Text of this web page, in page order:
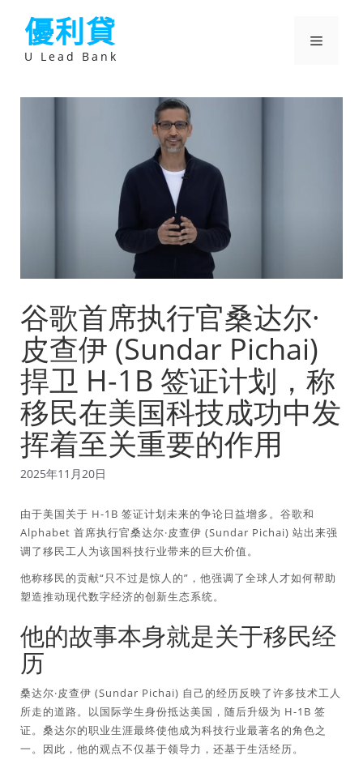
優利貸
U Lead Bank
選
谷歌首席执行官桑达尔·
皮查伊 (Sundar Pichai)
捍卫 H-1B 签证计划，称
移民在美国科技成功中发
挥着至关重要的作用
2025年11月20日
由于美国关于 H-1B 签证计划未来的争论日益增多。谷歌和
Alphabet 首席执行官桑达尔·皮查伊 (Sundar Pichai) 站出来强
调了移民工人为该国科技行业带来的巨大价值。
他称移民的贡献“只不过是惊人的”，他强调了全球人才如何帮助
塑造推动现代数字经济的创新生态系统。
他的故事本身就是关于移民经
历
桑达尔·皮查伊 (Sundar Pichai) 自己的经历反映了许多技术工人
所走的道路。以国际学生身份抵达美国，随后升级为 H-1B 签
证。桑达尔的职业生涯最终使他成为科技行业最著名的角色之
一。因此，他的观点不仅基于领导力，还基于生活经历。